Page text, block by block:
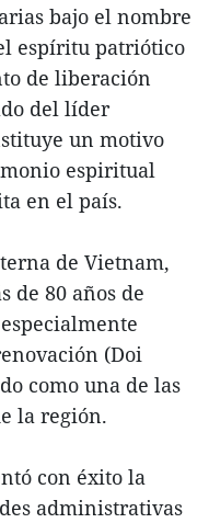
bajo el nombre
espíritu patriótico
de liberación
del líder
un motivo
espiritual
en el país.
de Vietnam,
de 80 años de
(Doi
como una de las
la región.
con éxito la
administrativas